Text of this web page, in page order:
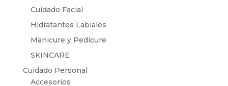
Cuidado Facial
Hidratantes Labiales
Manicure y Pedicure
SKINCARE
Cuidado Personal
Accesorios